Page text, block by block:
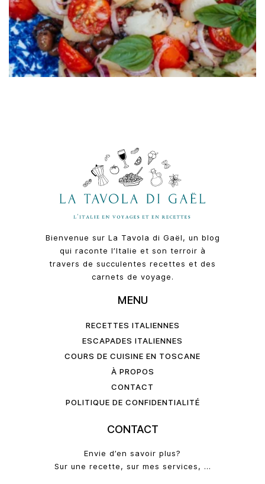
Bienvenue sur La Tavola di Gaël, un blog
qui raconte l’Italie et son terroir à
travers de succulentes recettes et des
carnets de voyage.
MENU
RECETTES ITALIENNES
ESCAPADES ITALIENNES
COURS DE CUISINE EN TOSCANE
À PROPOS
CONTACT
POLITIQUE DE CONFIDENTIALITÉ
CONTACT
Envie d’en savoir plus?
Sur une recette, sur mes services, …